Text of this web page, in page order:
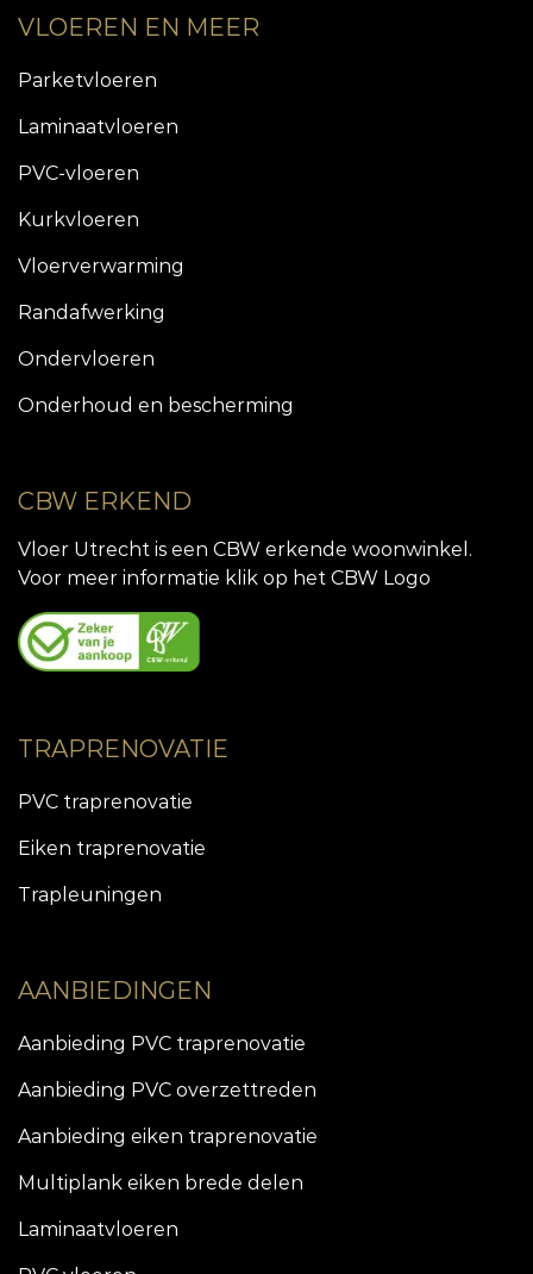
VLOEREN EN MEER
Parketvloeren
Laminaatvloeren
PVC-vloeren
Kurkvloeren
Vloerverwarming
Randafwerking
Ondervloeren
Onderhoud en bescherming
CBW ERKEND
Vloer Utrecht is een CBW erkende woonwinkel.
Voor meer informatie klik op het CBW Logo
TRAPRENOVATIE
PVC traprenovatie
Eiken traprenovatie
Trapleuningen
AANBIEDINGEN
Aanbieding PVC traprenovatie
Aanbieding PVC overzettreden
Aanbieding eiken traprenovatie
Multiplank eiken brede delen
Laminaatvloeren